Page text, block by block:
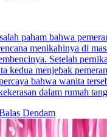
paham bahwa
menikahinya di
Setelah
kedua menjebak
bahwa wanita
dalam rumah
Dendam